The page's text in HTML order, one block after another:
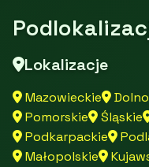
Lokalizacje
Mazowieckie
Pomorskie
Śląskie
Podkarpackie
Małopolskie